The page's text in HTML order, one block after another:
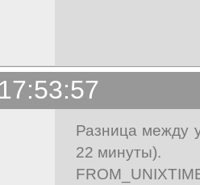
Разница между
22 минуты).